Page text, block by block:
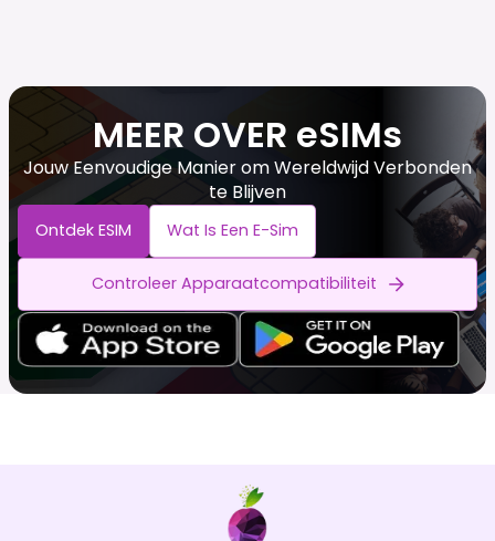
MEER OVER eSIMs
Jouw Eenvoudige Manier om Wereldwijd Verbonden
te Blijven
Ontdek ESIM Wat Is Een E-Sim
Controleer Apparaatcompatibiliteit